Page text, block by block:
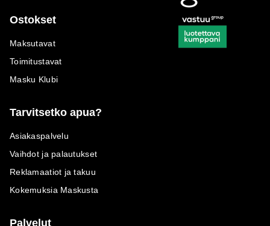
Ostokset
Maksutavat
Toimitustavat
Masku Klubi
Tarvitsetko apua?
Asiakaspalvelu
Vaihdot ja palautukset
Reklamaatiot ja takuu
Kokemuksia Maskusta
Palvelut